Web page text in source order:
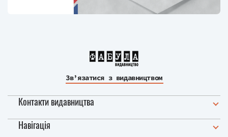
Зв’язатися з видавництвом
Контакти видавництва
Навігація